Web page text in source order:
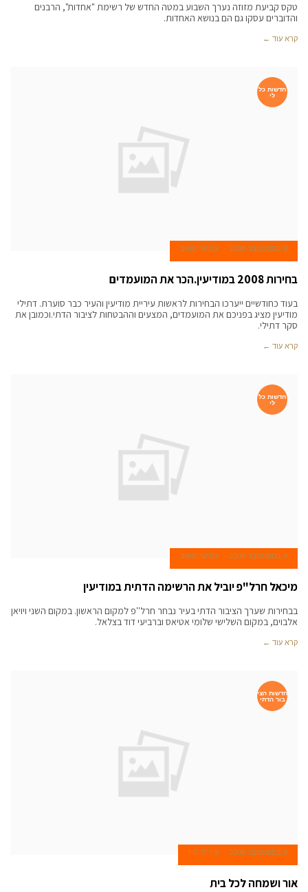
טקס קביעת מזוזה נערך השבוע במטה החדש של רשימת "אחדות", הרבנים
והדוברים עסקו גם הם בנושא האחדות.
קרא עוד ←
חדשות כל
לי
9 בספטמבר 2008 עמיעד טאוב
בחירות 2008 במודיעין.הכר את המועמדים
בעוד כחודשיים ייערכו הבחירות לראשות עיריית מודיעין והעיר כבר סוערת. דתילי
מודיעין מציג בפניכם את המועמדים, המצעים וההבטחות לציבור הדתי.וכמובן את
סקר דתילי.
קרא עוד ←
חדשות כל
לי
9 בספטמבר 2008 עמיעד טאוב
מיכאל חרל"פ יוביל את הרשימה הדתית במודיעין
בבחירות שערך הציבור הדתי בעיר נבחר חרל''פ למקום הראשון. במקום השני ויויאן
אלבוים, במקום השלישי שלומי אטיאס וברביעי דוד בצלאל.
קרא עוד ←
חדשות הצי
בור הדתי
9 בספטמבר 2008 עירית לוין
אור ושמחה לכל בית